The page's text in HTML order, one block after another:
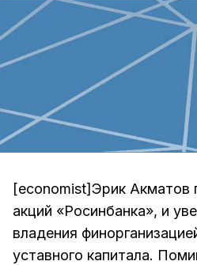
[economist]Эрик Акматов
акций «Росинбанка», и
владения
уставного капитала.